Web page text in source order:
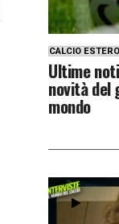
CALCIO ESTERO
Ultime
novità del
mondo